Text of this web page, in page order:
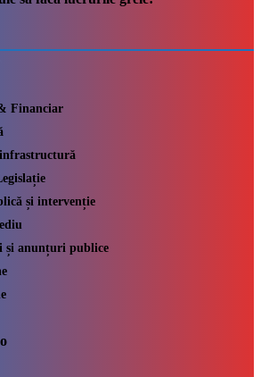
Financiar
și intervenție
și anunțuri publice